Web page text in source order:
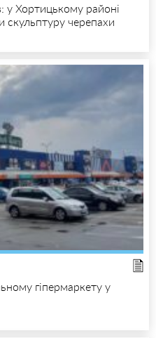
у Хортицькому районі
черепахи
гіпермаркету у